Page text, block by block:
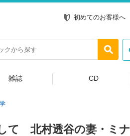
初めてのお客様へ
雑誌 CD
て 北村透谷の妻・ミナ